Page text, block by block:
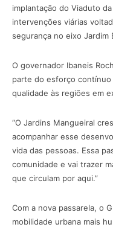
implantação do Viaduto
intervenções viárias
segurança no eixo Jardim
O governador Ibaneis
parte do esforço
qualidade às regiões em
“O Jardins Mangueiral
acompanhar esse
vida das pessoas. Essa
comunidade e vai trazer
que circulam por aqui.”
Com a nova passarela, o
mobilidade urbana mais